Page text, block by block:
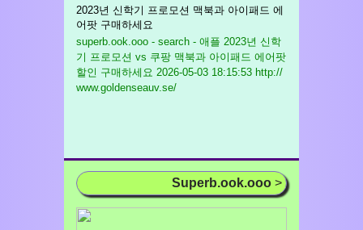
2023년 신학기 프로모션 맥북과 아이패드 에
어팟 구매하세요
superb.ook.ooo - search - 애플 2023년 신학
기 프로모션 vs 쿠팡 맥북과 아이패드 에어팟
할인 구매하세요 2026-05-03 18:15:53 http://
www.goldenseauv.se/
Superb.ook.ooo >